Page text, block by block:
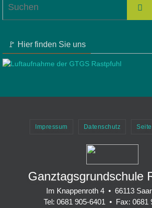
🚩 Hier finden Sie uns
Impressum Datenschutz
Ganztagsgrundschule
Im Knappenroth 4 • 66113
Tel: 0681 905-6401 • Fax: 0681